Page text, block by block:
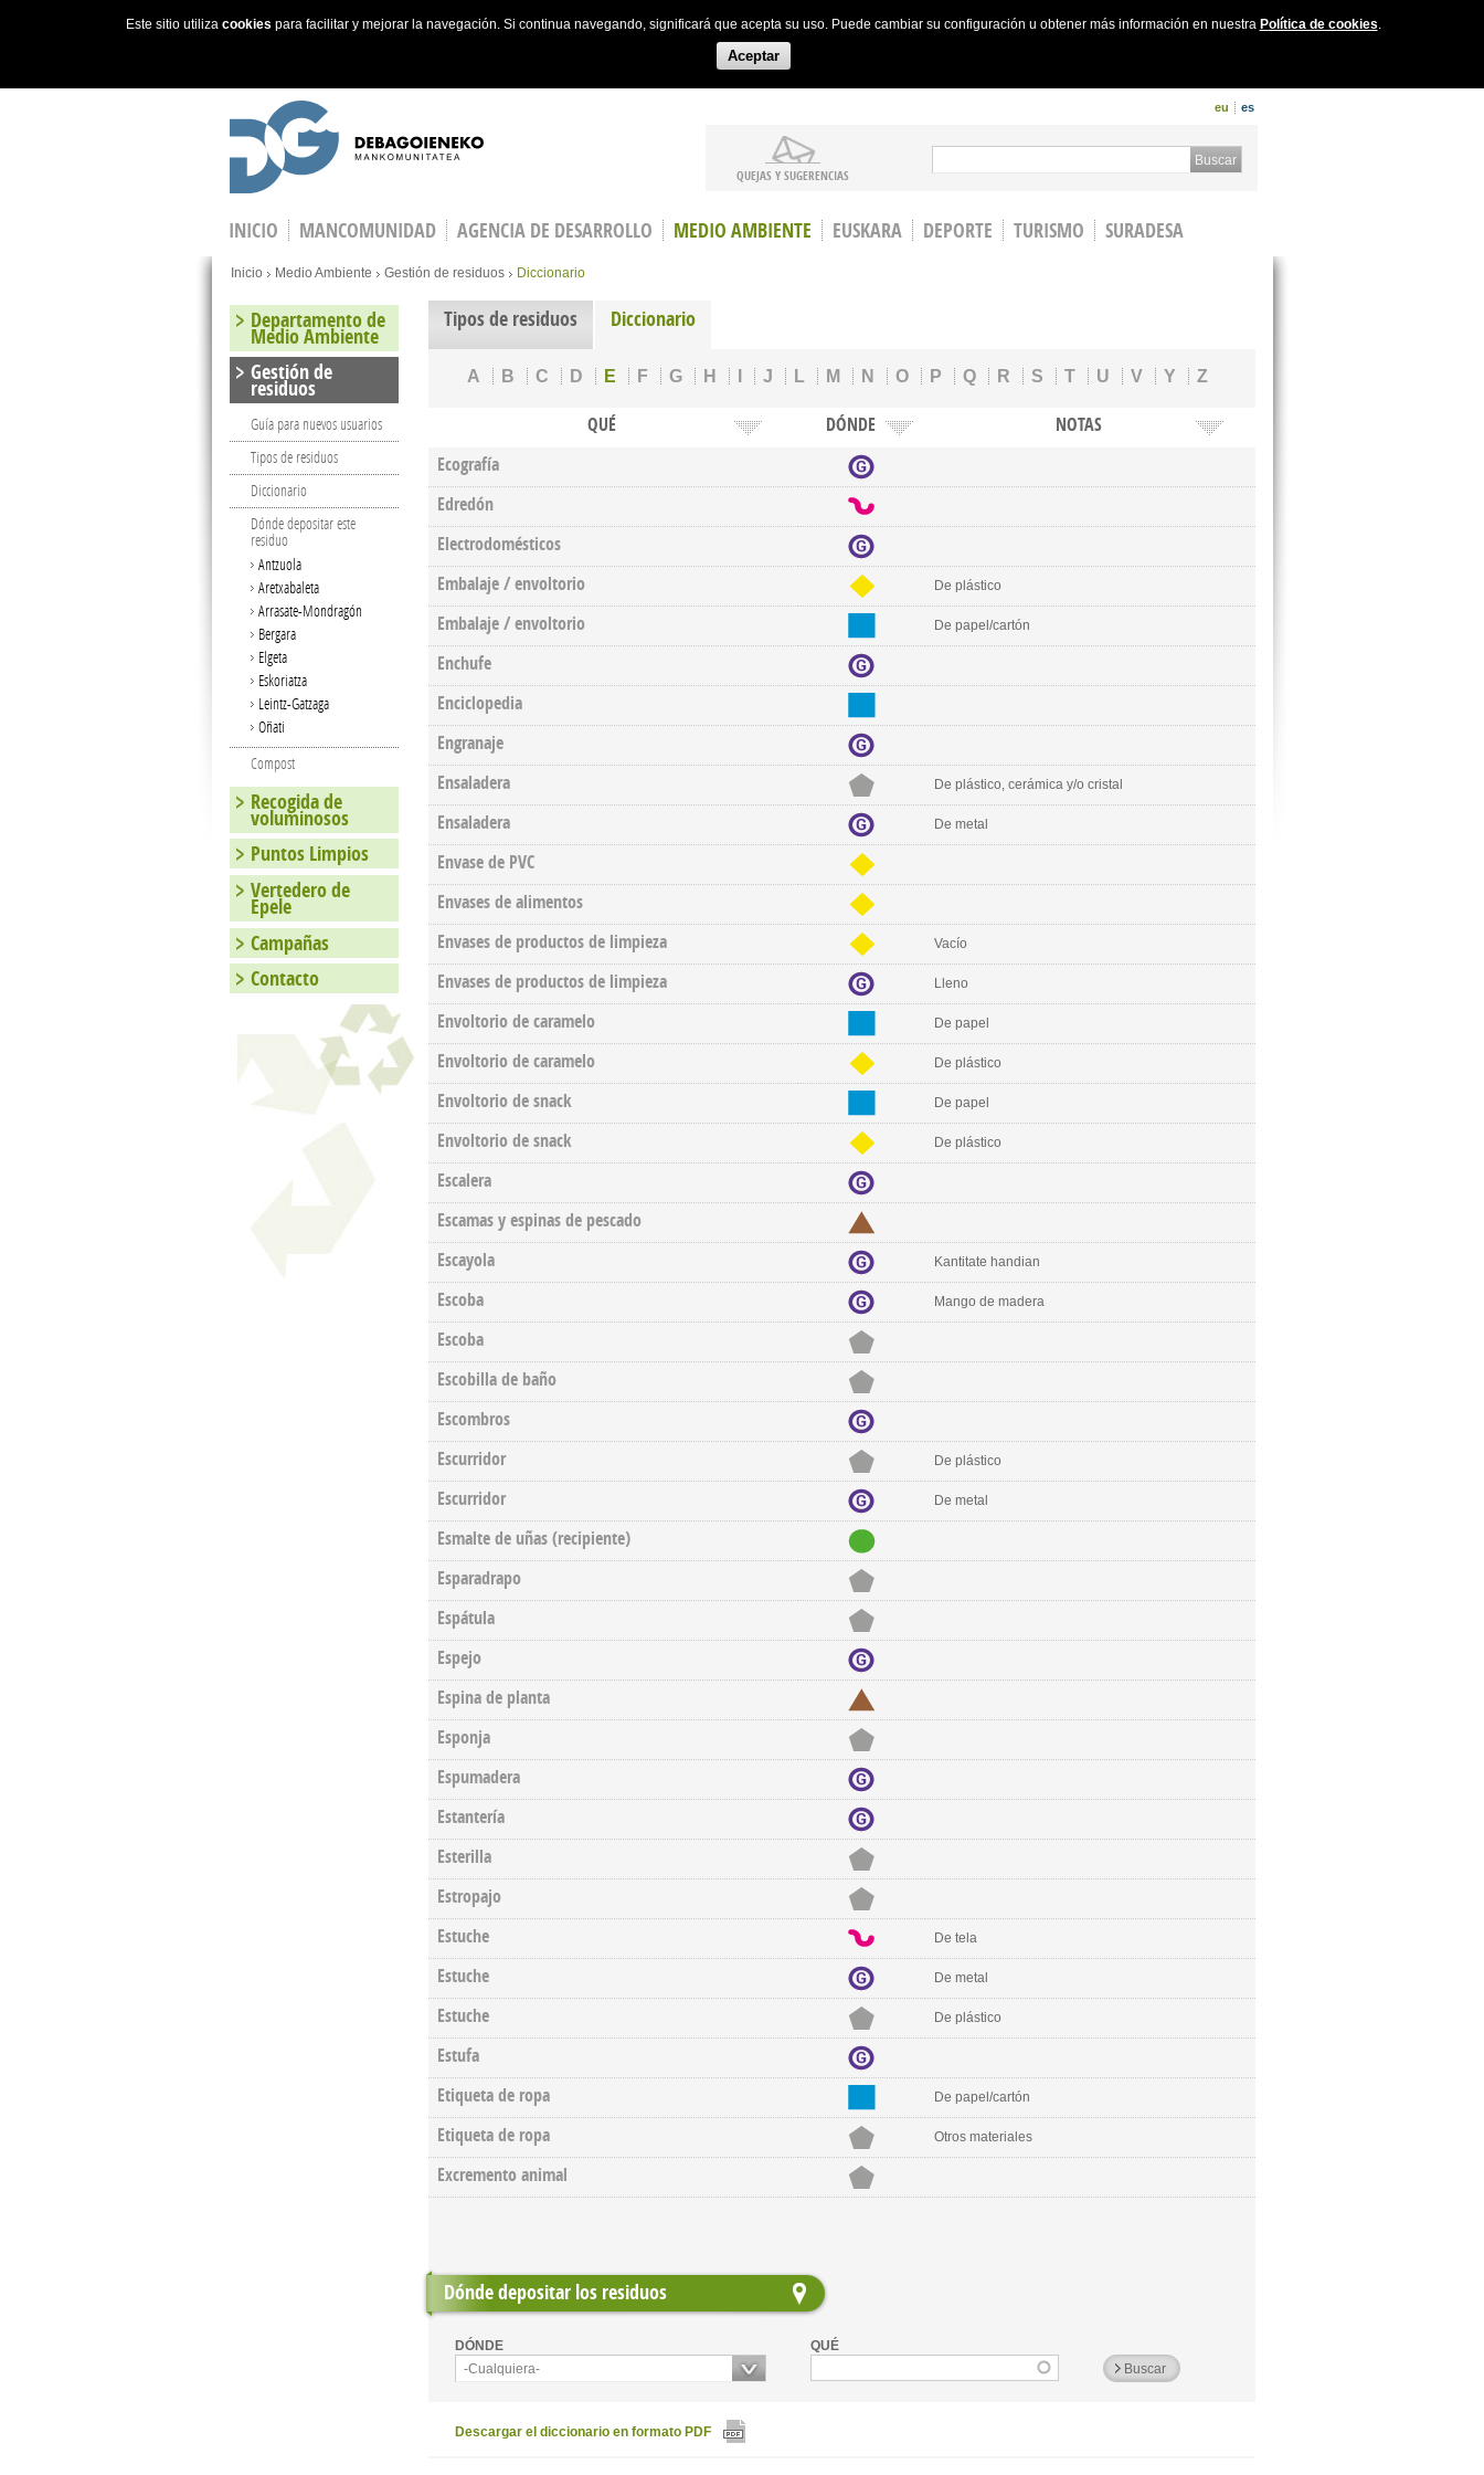
Este sitio utiliza cookies para facilitar y mejorar la navegación. Si continua navegando, significará que acepta su uso. Puede cambiar su configuración u obtener más información en nuestra Política de cookies.
Aceptar
eu es
QUEJAS Y SUGERENCIAS
Search form
INICIO MANCOMUNIDAD AGENCIA DE DESARROLLO MEDIO AMBIENTE EUSKARA DEPORTE TURISMO
SURADESA
You are here
Inicio Medio Ambiente Gestión de residuos Diccionario
Tipos de residuos Diccionario
A B C D E F G H J L M N O P Q R S T U V Y Z
QUÉ DÓNDE
NOTAS
Ecografía
Edredón
Electrodomésticos
Embalaje / envoltorio
De plástico
Embalaje / envoltorio De papel/cartón
Enchufe
Enciclopedia
Engranaje
Ensaladera
De plástico, cerámica y/o cristal
Ensaladera De metal
Envase de PVC
Envases de alimentos
Envases de productos de limpieza
Vacío
Envases de productos de limpieza Lleno
Envoltorio de caramelo De papel
Envoltorio de caramelo De plástico
Envoltorio de snack De papel
Envoltorio de snack De plástico
Escalera
Escamas y espinas de pescado
Escayola
Kantitate handian
Escoba Mango de madera
Escoba
Escobilla de baño
Escombros
Escurridor
De plástico
Escurridor De metal
Esmalte de uñas (recipiente)
Esparadrapo
Espátula
Espejo
Espina de planta
Esponja
Espumadera
Estantería
Esterilla
Estropajo
Estuche
De tela
Estuche De metal
Estuche De plástico
Estufa
Etiqueta de ropa
De papel/cartón
Etiqueta de ropa Otros materiales
Excremento animal
Dónde depositar los residuos
DÓNDE
-Cualquiera-
QUÉ
Descargar el diccionario en formato PDF
Departamento de
Medio Ambiente
Gestión de
residuos
Guía para nuevos usuarios
Tipos de residuos
Diccionario
Dónde depositar este
residuo
Antzuola
Aretxabaleta
Arrasate-Mondragón
Bergara
Elgeta
Eskoriatza
Leintz-Gatzaga
Oñati
Compost
Recogida de
voluminosos
Puntos Limpios
Vertedero de
Epele
Campañas
Contacto